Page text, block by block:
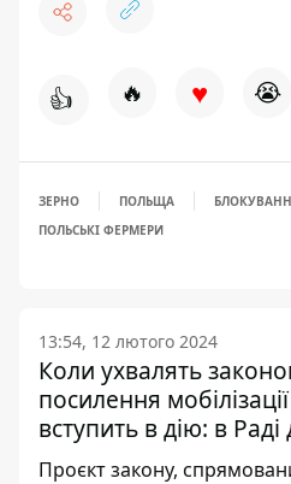
👍 🔥 ♥ 😭
ЗЕРНО ПОЛЬЩА
ПОЛЬСЬКІ ФЕРМЕРИ
13:54, 12 лютого 2024
Коли ухвалять
посилення
вступить в дію: в Раді
Проєкт закону,